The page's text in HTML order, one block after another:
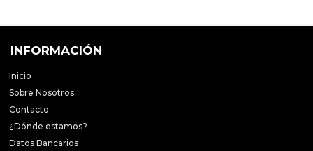
INFORMACIÓN
Inicio
Sobre Nosotros
Contacto
¿Dónde estamos?
Datos Bancarios